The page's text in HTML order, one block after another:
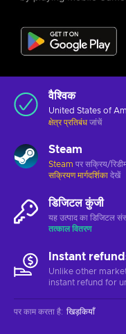
वैश्विक
United States of
क्षेत्र प्रतिबंध जांचें
Steam
Steam पर सक्रिय/
सक्रियण मार्गदर्शिका देखें
डिजिटल कुंजी
यह उत्पाद का डिजिटल
तत्काल वितरण
Instant
Unlike other
instant refund for
पर काम करता है: खिड़कियाँ